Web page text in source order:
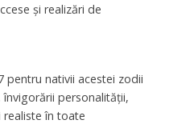
şi realizări de
pentru nativii acestei zodii
personalităţii,
în toate